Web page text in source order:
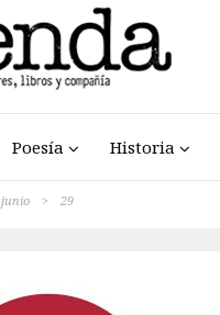
Poesía Historia
junio > 29